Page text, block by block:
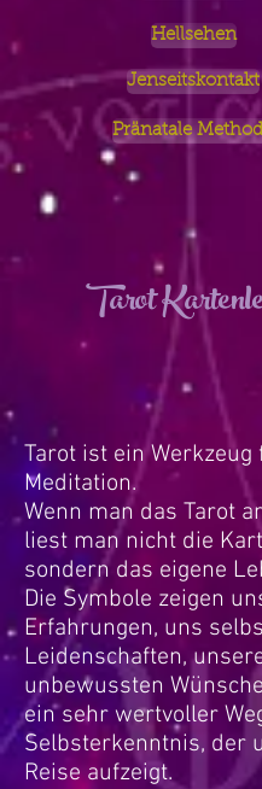
Tarot
Tarot ist ein Werkzeug
Meditation.
Wenn man das Tarot
liest man nicht die
sondern das eigene
Die Symbole zeigen
Erfahrungen, uns
Leidenschaften,
unbewussten
ein sehr wertvoller
Selbsterkenntnis, der
Reise aufzeigt.
Jenseitskontakt
Hellsehen
Pränatale